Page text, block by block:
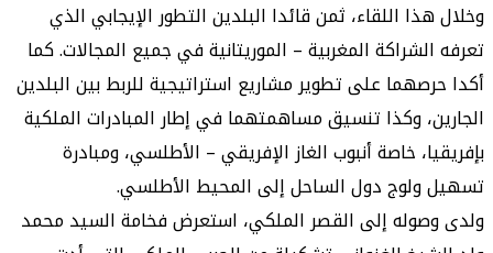
اللقاء، ثمن قائدا البلدين التطور الإيجابي الذي
المغربية – الموريتانية في جميع المجالات. كما
على تطوير مشاريع استراتيجية للربط بين البلدين
وكذا تنسيق مساهمتهما في إطار المبادرات الملكية
خاصة أنبوب الغاز الإفريقي – الأطلسي، ومبادرة
دول الساحل إلى المحيط الأطلسي.
إلى القصر الملكي، استعرض فخامة السيد محمد